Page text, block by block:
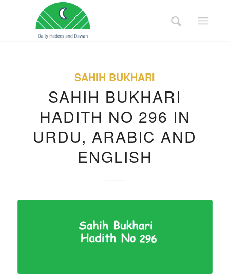
SAHIH BUKHARI
SAHIH BUKHARI
HADITH NO 296 IN
URDU, ARABIC AND
ENGLISH